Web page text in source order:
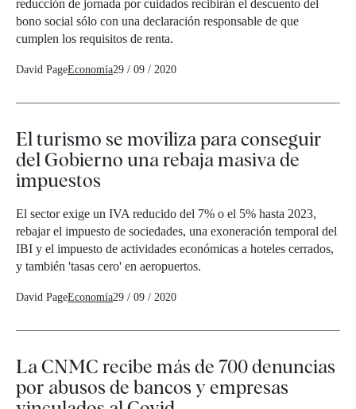
reducción de jornada por cuidados recibirán el descuento del
bono social sólo con una declaración responsable de que
cumplen los requisitos de renta.
David PageEconomía29 / 09 / 2020
El turismo se moviliza para conseguir
del Gobierno una rebaja masiva de
impuestos
El sector exige un IVA reducido del 7% o el 5% hasta 2023,
rebajar el impuesto de sociedades, una exoneración temporal del
IBI y el impuesto de actividades económicas a hoteles cerrados,
y también 'tasas cero' en aeropuertos.
David PageEconomía29 / 09 / 2020
La CNMC recibe más de 700 denuncias
por abusos de bancos y empresas